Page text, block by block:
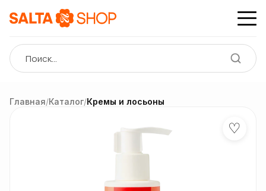
Главная/Каталог/Кремы и лосьоны
♡